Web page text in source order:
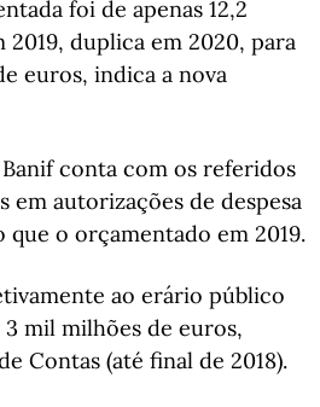
foi de apenas 12,2
duplica em 2020, para
euros, indica a nova
conta com os referidos
em autorizações de despesa
que o orçamentado em 2019.
ao erário público
mil milhões de euros,
Contas (até final de 2018).